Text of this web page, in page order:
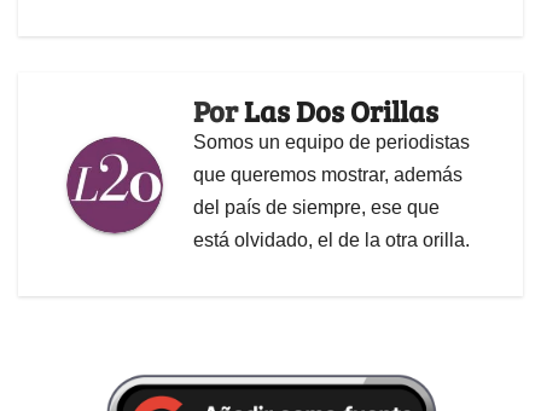
PorLas Dos Orillas
Somos un equipo de periodistas
que queremos mostrar, además
del país de siempre, ese que
está olvidado, el de la otra orilla.